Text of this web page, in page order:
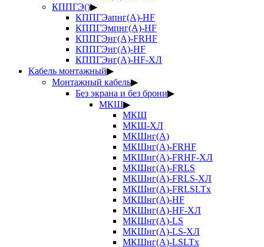
КППГЭ()▶
КППГЭапнг(А)-HF
КППГЭмпнг(А)-HF
КППГЭнг(А)-FRHF
КППГЭнг(А)-HF
КППГЭнг(А)-HF-ХЛ
Кабель монтажный▶
Монтажный кабель▶
Без экрана и без брони▶
МКШ▶
МКШ
МКШ-ХЛ
МКШнг(А)
МКШнг(А)-FRHF
МКШнг(А)-FRHF-ХЛ
МКШнг(А)-FRLS
МКШнг(А)-FRLS-ХЛ
МКШнг(А)-FRLSLTx
МКШнг(А)-HF
МКШнг(А)-HF-ХЛ
МКШнг(А)-LS
МКШнг(А)-LS-ХЛ
МКШнг(А)-LSLTx